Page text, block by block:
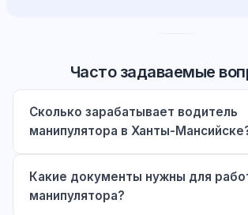
Часто задаваемые
Сколько зарабатывает водитель
манипулятора в Ханты-
Какие документы нужны для
манипулятора?